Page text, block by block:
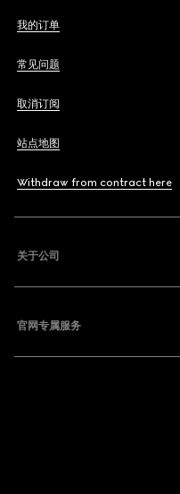
我的订单
常见问题
取消订阅
站点地图
Withdraw from contract here
关于公司
官网专属服务